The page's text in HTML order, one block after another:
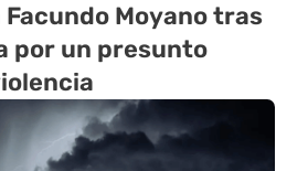
Moyano tras
por un presunto